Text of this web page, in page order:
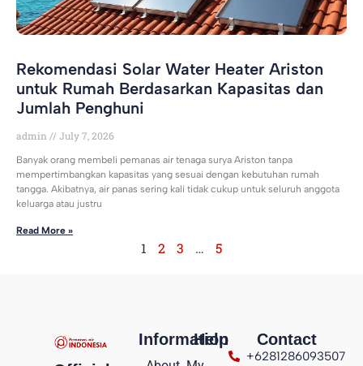
Rekomendasi Solar Water Heater Ariston
untuk Rumah Berdasarkan Kapasitas dan
Jumlah Penghuni
admin July 7, 2026
Banyak orang membeli pemanas air tenaga surya Ariston tanpa
mempertimbangkan kapasitas yang sesuai dengan kebutuhan rumah
tangga. Akibatnya, air panas sering kali tidak cukup untuk seluruh anggota
keluarga atau justru
Read More »
1 2 3 … 5
Information
Help Contact
+6281286093507